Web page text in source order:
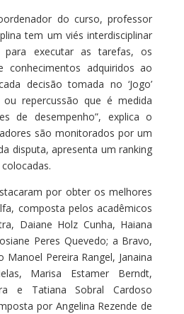
do curso, professor
tem um viés interdisciplinar
executar as tarefas, os
conhecimentos adquiridos ao
decisão tomada no ‘Jogo’
repercussão que é medida
de desempenho”, explica o
são monitorados por um
disputa, apresenta um ranking
por obter os melhores
composta pelos acadêmicos
Daiane Holz Cunha, Haiana
Peres Quevedo; a Bravo,
Pereira Rangel, Janaina
Marisa Estamer Berndt,
e Tatiana Sobral Cardoso
por Angelina Rezende de